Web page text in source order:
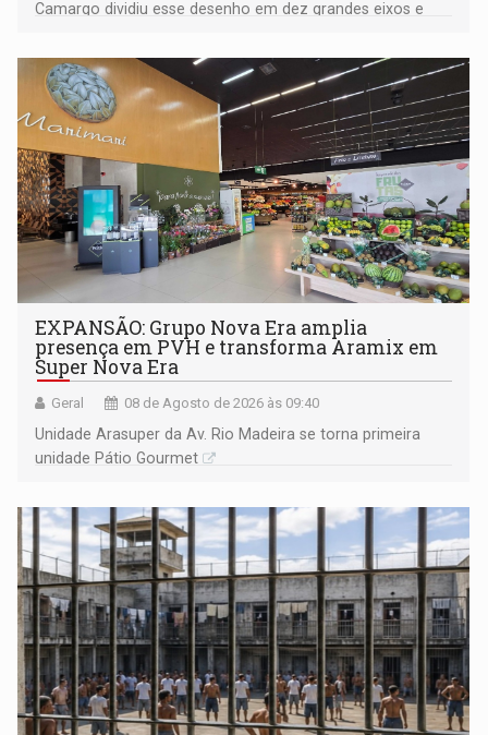
Camargo dividiu esse desenho em dez grandes eixos e
EXPANSÃO: Grupo Nova Era amplia
presença em PVH e transforma Aramix em
Super Nova Era
Geral 08 de Agosto de 2026 às 09:40
Unidade Arasuper da Av. Rio Madeira se torna primeira
unidade Pátio Gourmet